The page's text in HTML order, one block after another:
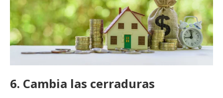
6. Cambia las cerraduras